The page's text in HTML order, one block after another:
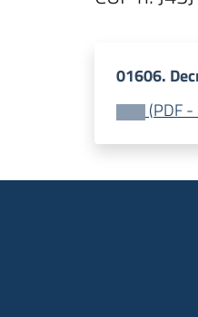
01606.
(PDF-